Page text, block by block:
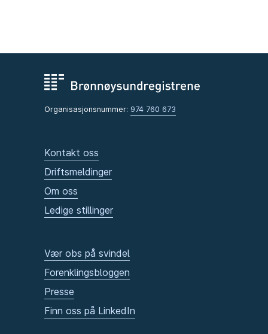
Organisasjonsnummer: 974 760 673
Kontakt oss
Driftsmeldinger
Om oss
Ledige stillinger
Vær obs på svindel
Forenklingsbloggen
Presse
Finn oss på LinkedIn